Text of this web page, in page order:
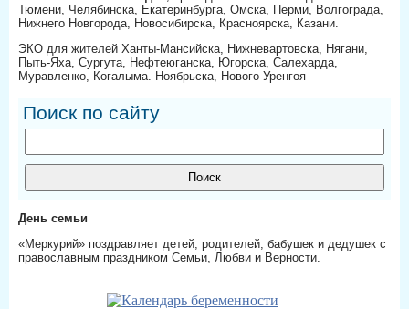
Тюмени, Челябинска, Екатеринбурга, Омска, Перми, Волгограда,
Нижнего Новгорода, Новосибирска, Красноярска, Казани.
ЭКО для жителей Ханты-Мансийска, Нижневартовска, Нягани,
Пыть-Яха, Сургута, Нефтеюганска, Югорска, Салехарда,
Муравленко, Когалыма. Ноябрьска, Нового Уренгоя
Поиск по сайту
День семьи
«Меркурий» поздравляет детей, родителей, бабушек и дедушек с
православным праздником Семьи, Любви и Верности.